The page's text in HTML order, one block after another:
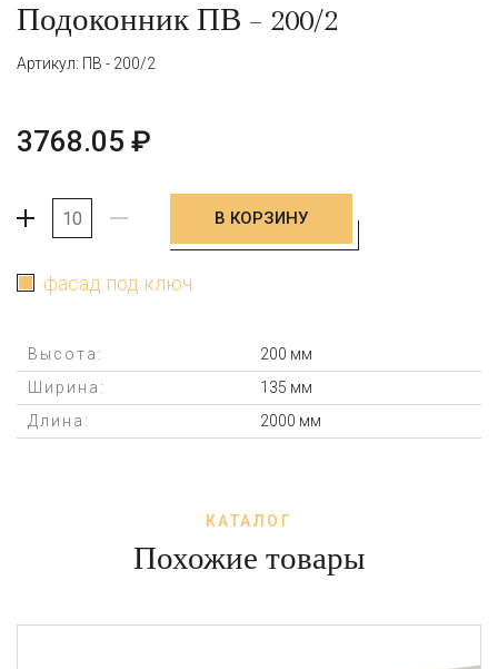
Подоконник ПВ – 200/2
Артикул: ПВ - 200/2
3768.05 ₽
-
+ В КОРЗИНУ
фасад под ключ
Высота:
200 мм
Ширина:
135 мм
Длина:
2000 мм
КАТАЛОГ
Похожие товары